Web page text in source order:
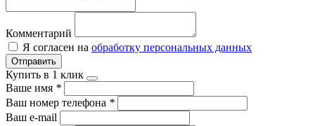
Комментарий
Я согласен на обработку персональных данных
Отправить
Купить в 1 клик
Ваше имя *
Ваш номер телефона *
Ваш e-mail